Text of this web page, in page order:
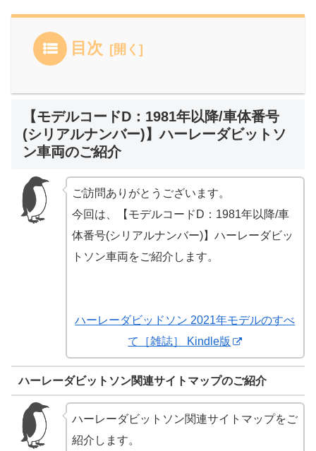
目次
【モデルコードD：1981年以降/車体番号
(シリアルナンバー)】ハーレーダビットソ
ン車両のご紹介
ご訪問ありがとうございます。
今回は、【モデルコードD：1981年以降/車
体番号(シリアルナンバー)】ハーレーダビッ
トソン車両をご紹介します。
ハーレーダビッドソン 2021年モデルのすべ
て［雑誌］ Kindle版
ハーレーダビットソン関連サイトマップのご紹介
ハーレーダビットソン関連サイトマップをご
紹介します。